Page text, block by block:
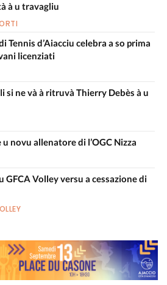
à u travagliu
Tennis d’Aiacciu celebra a so prima
licenziati
si ne và à ritruvà Thierry Debès à u
novu allenatore di l’OGC Nizza
GFCA Volley versu a cessazione di